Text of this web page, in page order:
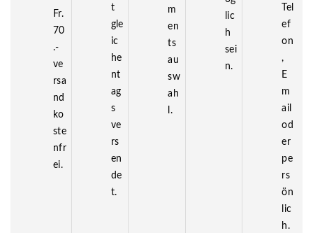
Fr.
70
.-
ve
rsa
nd
ko
ste
nfr
ei.
t
gle
ic
he
nt
ag
s
ve
rs
en
de
t.
m
en
ts
au
sw
ah
l.
lic
h
sei
n.
Tel
ef
on
,
E
m
ail
od
er
pe
rs
ön
lic
h.